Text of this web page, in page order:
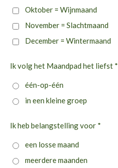
Oktober = Wijnmaand
November = Slachtmaand
December = Wintermaand
Ik volg het Maandpad het liefst *
één-op-één
in een kleine groep
Ik heb belangstelling voor *
een losse maand
meerdere maanden